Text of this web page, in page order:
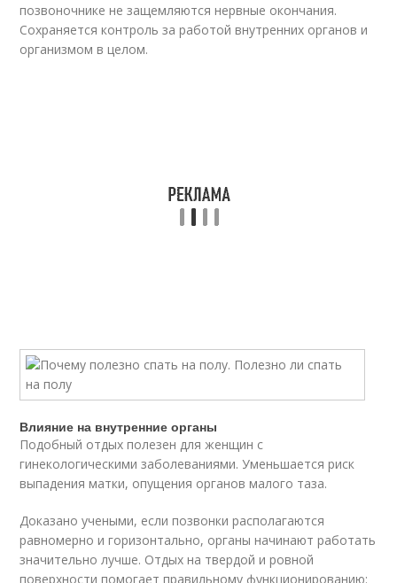
позвоночнике не защемляются нервные окончания.
Сохраняется контроль за работой внутренних органов и
организмом в целом.
Влияние на внутренние органы
Подобный отдых полезен для женщин с
гинекологическими заболеваниями. Уменьшается риск
выпадения матки, опущения органов малого таза.
Доказано учеными, если позвонки располагаются
равномерно и горизонтально, органы начинают работать
значительно лучше. Отдых на твердой и ровной
поверхности помогает правильному функционированию: